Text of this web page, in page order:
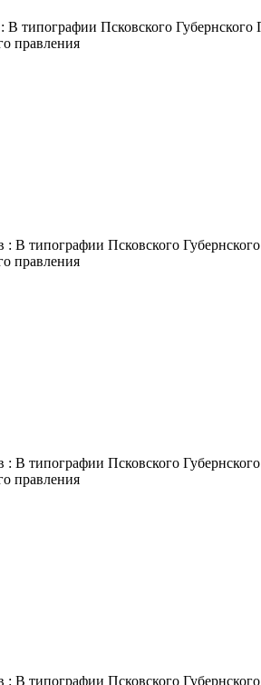
типографии Псковского
правления
В типографии Псковского
правления
В типографии Псковского
правления
В типографии Псковского